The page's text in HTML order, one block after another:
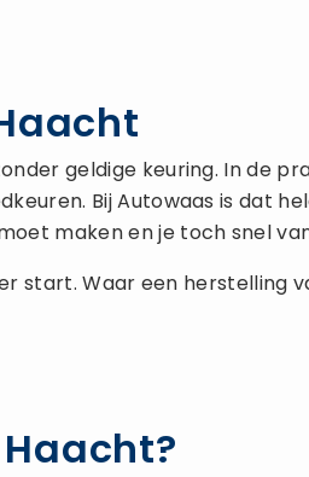
geldige keuring. In de
Bij Autowaas is dat
maken en je toch snel
start. Waar een herstelling